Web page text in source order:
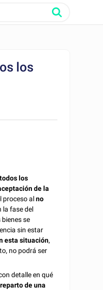
los
los
de la
proceso alno
la fase del
bienes se
sin estar
esta situación,
no podrá ser
detalle en qué
reparto de una